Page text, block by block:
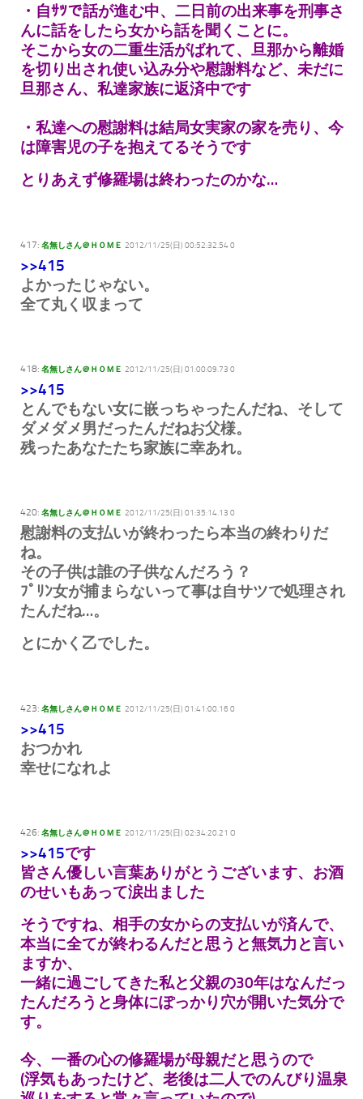
・自ｻﾂで話が進む中、二日前の出来事を刑事さ
んに話をしたら女から話を聞くことに。
そこから女の二重生活がばれて、 旦那から離婚
を切り出され使い込み分や慰謝料など、未だに
旦那さん、私達家族に返済中です
・私達への慰謝料は結局女実家の家を売り、今
は障害児の子を抱えてるそうです
とりあえず修羅場は終わったのかな…
417: 名無しさん＠ＨＯＭＥ 2012/11/25(日) 00:52:32.54 0
>>415
よかったじゃない。
全て丸く収まって
418: 名無しさん＠ＨＯＭＥ 2012/11/25(日) 01:00:09.73 0
>>415
とんでもない女に嵌っちゃったんだね、そして
ダメダメ男だったんだねお父様。
残ったあなたたち家族に幸あれ。
420: 名無しさん＠ＨＯＭＥ 2012/11/25(日) 01:35:14.13 0
慰謝料の支払いが終わったら本当の終わりだ
ね。
その子供は誰の子供なんだろう？
ﾌﾟﾘﾝ女が捕まらないって事は自サツで処理され
たんだね…。
とにかく乙でした。
423: 名無しさん＠ＨＯＭＥ 2012/11/25(日) 01:41:00.16 0
>>415
おつかれ
幸せになれよ
426: 名無しさん＠ＨＯＭＥ 2012/11/25(日) 02:34:20.21 O
>>415です
皆さん優しい言葉ありがとうございます、お酒
のせいもあって涙出ました
そうですね、相手の女からの支払いが済んで、
本当に全てが終わるんだと思うと無気力と言い
ますか、
一緒に過ごしてきた私と父親の30年はなんだっ
たんだろうと身体にぽっかり穴が開いた気分で
す。
今、一番の心の修羅場が母親だと思うので
(浮気もあったけど、老後は二人でのんびり温泉